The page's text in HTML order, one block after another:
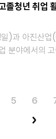
졸청년 취업
)과 아진산업
분야에서의
5 6